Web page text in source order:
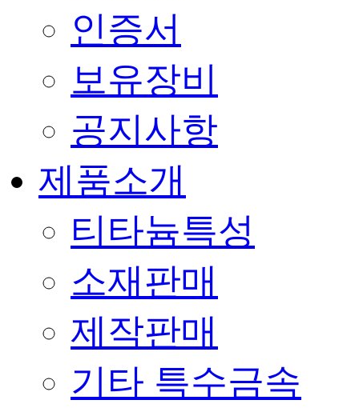
인증서
보유장비
공지사항
제품소개
티타늄특성
소재판매
제작판매
기타 특수금속